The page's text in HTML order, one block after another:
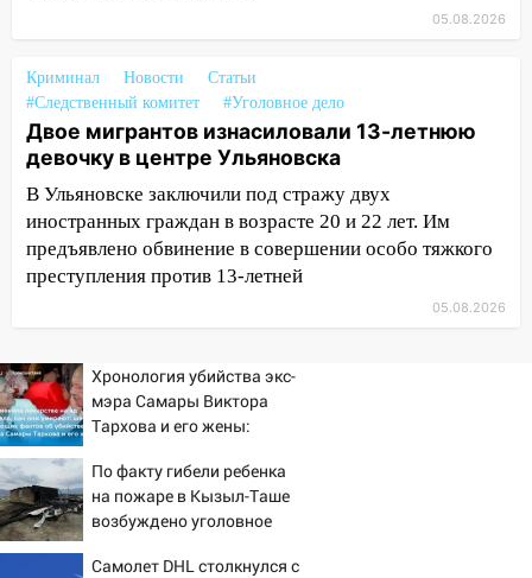
Двое мигрантов изнасиловали 13-
06:00 Мертвеца выкопали, посадили в
мешок и попытались утопить в Волге
05:30 Астрологи назвали самый
опасный день августа: что ждет каждый
знак 5 августа
04.08.2026
23:27 Прокуратура проверяет
капремонт школы в посёлке Налейка
22:33
спортивные объекты в Старой Майне
21:01
Ульяновцев приглашают сдать
кровь: День донора пройдёт 6 августа
20:17
Ульяновская область девятую
неделю подряд удерживает самые
низкие цены на подсолнечное масло
05.08.2026
Криминал Новости
Статьи
#Следственный комитет
#Уголовное дело
Двое мигрантов изнасиловали 13-летнюю
девочку в центре Ульяновска
В Ульяновске заключили под стражу двух
иностранных граждан в возрасте 20 и 22 лет. Им
предъявлено обвинение в совершении особо тяжкого
преступления против 13-летней
05.08.2026
Хронология убийства экс-
мэра Самары Виктора
Тархова и его жены:
фактов, новые
подробности
По факту гибели ребенка
на пожаре в Кызыл-Таше
возбуждено уголовное
Самолет DHL столкнулся с